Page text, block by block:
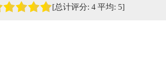
[总计评分: 4平均: 5]